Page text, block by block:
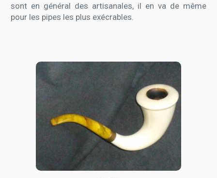
sont en général des artisanales, il en va de même
pour les pipes les plus exécrables.